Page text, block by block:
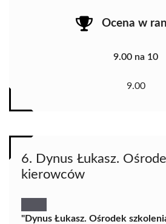
Ocena w
9.00 na 10
9.00
6. Dynus Łukasz.
kierowców
"Dynus Łukasz. Ośrodek